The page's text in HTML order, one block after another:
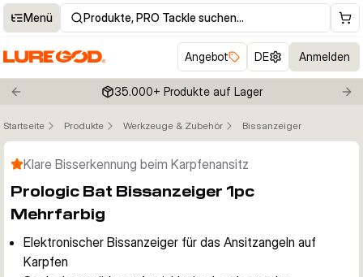
Menü Produkte, PRO Tackle suchen…
Angebot DE Anmelden
Previous slide 35.000+ Produkte auf Lager
Startseite Produkte Werkzeuge & Zubehör Bissanzeiger
Klicken um Zoom zu aktivieren
Klare Bisserkennung beim Karpfenansitz
Prologic Bat Bissanzeiger 1pc
Mehrfarbig
Elektronischer Bissanzeiger für das Ansitzangeln auf
Karpfen